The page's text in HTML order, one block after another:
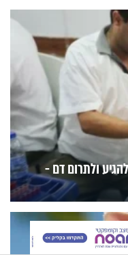
ולתרום דם -